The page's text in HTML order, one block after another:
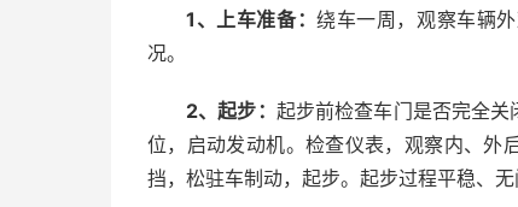
1、上车准备：绕车一周，观察车辆
况。
2、起步： 起步前检查车门是否完全
位，启动发动机。检查仪表，观察内、外
挡，松驻车制动，起步。起步过程平稳、无